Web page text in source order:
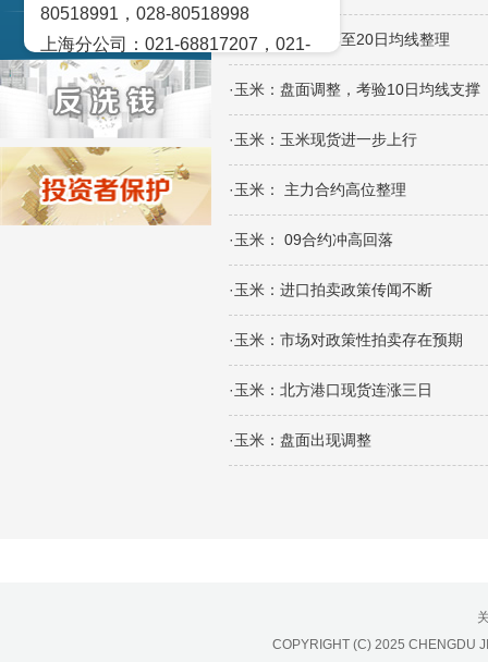
宏观金融数据图解 ·玉米：盘面回落至20日均线整理
·玉米：盘面调整，考验10日均线支撑
·玉米：玉米现货进一步上行
·玉米： 主力合约高位整理
·玉米： 09合约冲高回落
·玉米：进口拍卖政策传闻不断
·玉米：市场对政策性拍卖存在预期
·玉米：北方港口现货连涨三日
·玉米：盘面出现调整
COPYRIGHT (C) 2025 CHENGDU
80518991，028-80518998
上海分公司：021-68817207，021-
68817209
北京营业部：010-65005128
广州营业部：020-28129909，020-
28129902
青岛营业部：0532-83101951、
0532-83101962
绵阳营业部：0816-2238660，0816-
济南分公司：0531-86123236，
重庆营业部：023-63799091，023-